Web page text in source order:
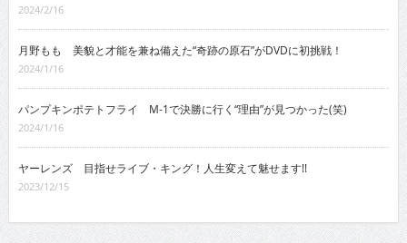
2024/2/16
月野もも 美貌と才能を兼ね備えた“奇跡の原石”がDVDに初挑戦！
2024/1/16
パンプキンポテトフライ M-1で決勝に行く“理由”が見つかった(笑)
2024/1/16
ヤーレンズ 目指せライブ・キング！人生変えて魅せます!!
2023/12/15